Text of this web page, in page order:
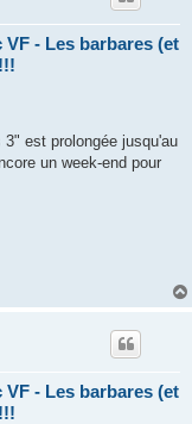
- Les barbares (et
3" est prolongée jusqu'au
un week-end pour
- Les barbares (et